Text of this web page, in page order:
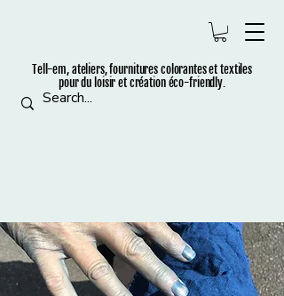
Tell-em, ateliers, fournitures colorantes et textiles
pour du loisir et création éco-friendly.